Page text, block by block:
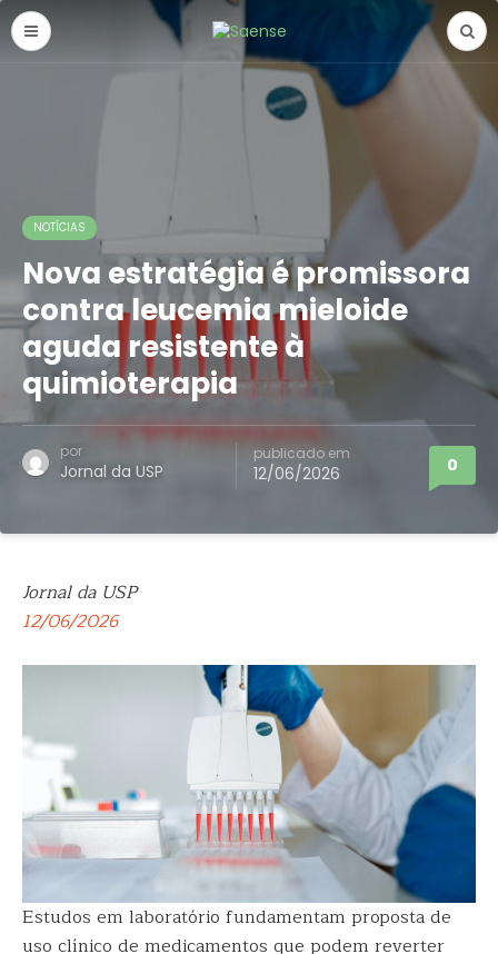
NOTÍCIAS
Nova estratégia é promissora
contra leucemia mieloide
aguda resistente à
quimioterapia
por
Jornal da USP
publicado em
12/06/2026 0
Jornal da USP
12/06/2026
Estudos em laboratório fundamentam proposta de
uso clínico de medicamentos que podem reverter